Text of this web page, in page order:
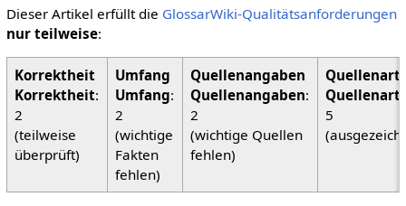
Dieser Artikel erfüllt die GlossarWiki-Qualitätsanforderungen
nur teilweise:
Korrektheit:
2
(teilweise
überprüft)
Umfang:
2
(wichtige
Fakten
fehlen)
Quellenangaben:
2
(wichtige Quellen
fehlen)
5